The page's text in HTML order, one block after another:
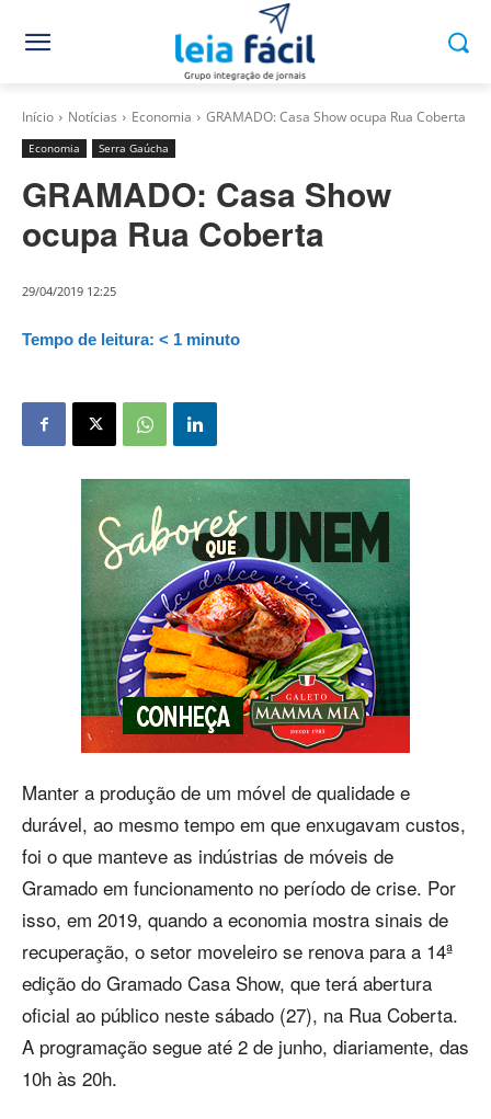
Início Notícias Economia GRAMADO: Casa Show ocupa Rua Coberta
Economia Serra Gaúcha
GRAMADO: Casa Show
ocupa Rua Coberta
29/04/2019 12:25
Tempo de leitura: < 1 minuto
Manter a produção de um móvel de qualidade e
durável, ao mesmo tempo em que enxugavam custos,
foi o que manteve as indústrias de móveis de
Gramado em funcionamento no período de crise. Por
isso, em 2019, quando a economia mostra sinais de
recuperação, o setor moveleiro se renova para a 14ª
edição do Gramado Casa Show, que terá abertura
oficial ao público neste sábado (27), na Rua Coberta.
A programação segue até 2 de junho, diariamente, das
10h às 20h.